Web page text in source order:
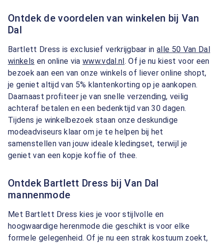
Ontdek de voordelen van winkelen bij Van
Dal
Bartlett Dress is exclusief verkrijgbaar inalle 50 Van Dal
winkels en online viawww.vdal.nl. Of je nu kiest voor een
bezoek aan een van onze winkels of liever online shopt,
je geniet altijd van 5% klantenkorting op je aankopen.
Daarnaast profiteer je van snelle verzending, veilig
achteraf betalen en een bedenktijd van 30 dagen.
Tijdens je winkelbezoek staan onze deskundige
modeadviseurs klaar om je te helpen bij het
samenstellen van jouw ideale kledingset, terwijl je
geniet van een kopje koffie of thee.
Ontdek Bartlett Dress bij Van Dal
mannenmode
Met Bartlett Dress kies je voor stijlvolle en
hoogwaardige herenmode die geschikt is voor elke
formele gelegenheid. Of je nu een strak kostuum zoekt,